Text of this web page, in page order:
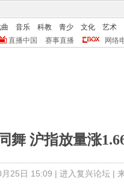
音乐 科教 青少 文化
艺术
直播中国 赛事直播 网络
舞 沪指放量涨
25日 15:09 | 进入复兴论坛|